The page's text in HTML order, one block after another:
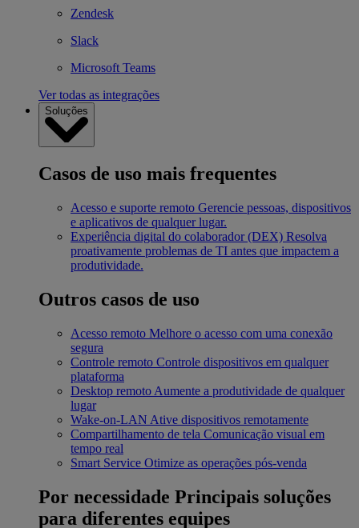
Zendesk
Slack
Microsoft Teams
Ver todas as integrações
Soluções
Casos de uso mais frequentes
Acesso e suporte remoto Gerencie pessoas, dispositivos
e aplicativos de qualquer lugar.
Experiência digital do colaborador (DEX) Resolva
proativamente problemas de TI antes que impactem a
produtividade.
Outros casos de uso
Acesso remoto Melhore o acesso com uma conexão
segura
Controle remoto Controle dispositivos em qualquer
plataforma
Desktop remoto Aumente a produtividade de qualquer
lugar
Wake-on-LAN Ative dispositivos remotamente
Compartilhamento de tela Comunicação visual em
tempo real
Smart Service Otimize as operações pós-venda
Por necessidade Principais soluções
para diferentes equipes